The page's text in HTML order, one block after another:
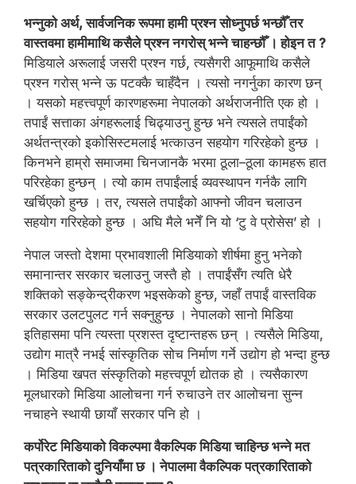
भन्नुको अर्थ, सार्वजनिक रूपमा हामी प्रश्न सोध्नुपर्छ भन्छौँ तर
वास्तवमा हामीमाथि कसैले प्रश्न नगरोस् भन्ने चाहन्छौँ । होइन त ?
मिडियाले अरूलाई जसरी प्रश्न गर्छ, त्यसैगरी आफूमाथि कसैले
प्रश्न गरोस् भन्ने ऊ पटक्कै चाहँदैन । त्यसो नगर्नुका कारण छन्
। यसको महत्त्वपूर्ण कारणहरूमा नेपालको अर्थराजनीति एक हो ।
तपाईं सत्ताका अंगहरूलाई चिढ्याउनु हुन्छ भने त्यसले तपाईंको
अर्थतन्त्रको इकोसिस्टमलाई भत्काउन सहयोग गरिरहेको हुन्छ ।
किनभने हाम्रो समाजमा चिनजानकै भरमा ठूला–ठूला कामहरू हात
परिरहेका हुन्छन् । त्यो काम तपाईंलाई व्यवस्थापन गर्नकै लागि
खर्चिएको हुन्छ । तर, त्यसले तपाईंको आफ्नो जीवन चलाउन
सहयोग गरिरहेको हुन्छ । अघि मैले भनेँ नि यो ‘टु वे प्रोसेस’ हो ।
नेपाल जस्तो देशमा प्रभावशाली मिडियाको शीर्षमा हुनु भनेको
समानान्तर सरकार चलाउनु जस्तै हो । तपाईंसँग त्यति धेरै
शक्तिको सङ्केन्द्रीकरण भइसकेको हुन्छ, जहाँ तपाईं वास्तविक
सरकार उलटपुलट गर्न सक्नुहुन्छ । नेपालको सानो मिडिया
इतिहासमा पनि त्यस्ता प्रशस्त दृष्टान्तहरू छन् । त्यसैले मिडिया,
उद्योग मात्रै नभई सांस्कृतिक सोच निर्माण गर्ने उद्योग हो भन्दा हुन्छ
। मिडिया खपत संस्कृतिको महत्त्वपूर्ण द्योतक हो । त्यसैकारण
मूलधारको मिडिया आलोचना गर्न रुचाउने तर आलोचना सुन्न
नचाहने स्थायी छायाँ सरकार पनि हो ।
कर्पोरेट मिडियाको विकल्पमा वैकल्पिक मिडिया चाहिन्छ भन्ने मत
पत्रकारिताको दुनियाँमा छ । नेपालमा वैकल्पिक पत्रकारिताको